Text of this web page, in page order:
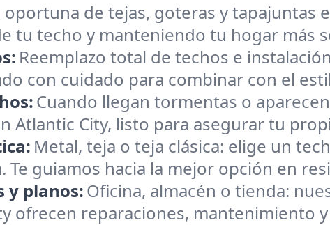
oportuna de tejas, goteras y tapajuntas
tu techo y manteniendo tu hogar más
Reemplazo total de techos e
con cuidado para combinar con el
Cuando llegan tormentas o
Atlantic City, listo para asegurar tu
Metal, teja o teja clásica: elige un
Te guiamos hacia la mejor opción en
y planos:Oficina, almacén o tienda:
ofrecen reparaciones, mantenimiento